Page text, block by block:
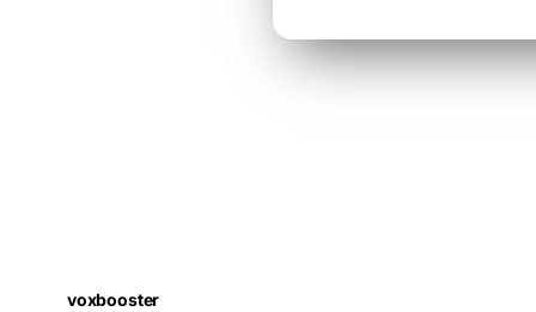
voxbooster